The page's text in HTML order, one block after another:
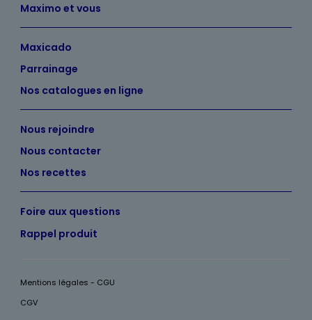
Maximo et vous
Maxicado
Parrainage
Nos catalogues en ligne
Nous rejoindre
Nous contacter
Nos recettes
Foire aux questions
Rappel produit
Mentions légales - CGU
CGV